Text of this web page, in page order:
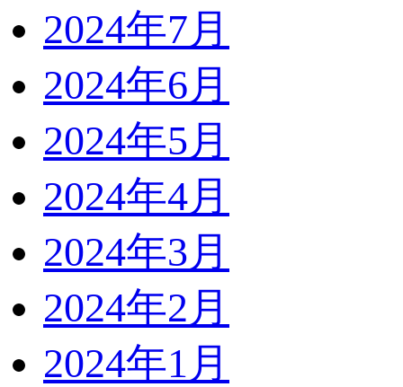
2024年7月
2024年6月
2024年5月
2024年4月
2024年3月
2024年2月
2024年1月